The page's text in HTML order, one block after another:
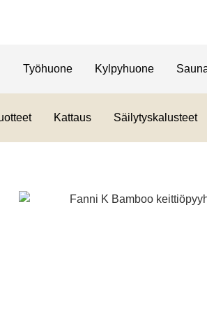
Työhuone Kylpyhuone
Kattaus Säilytyskalusteet